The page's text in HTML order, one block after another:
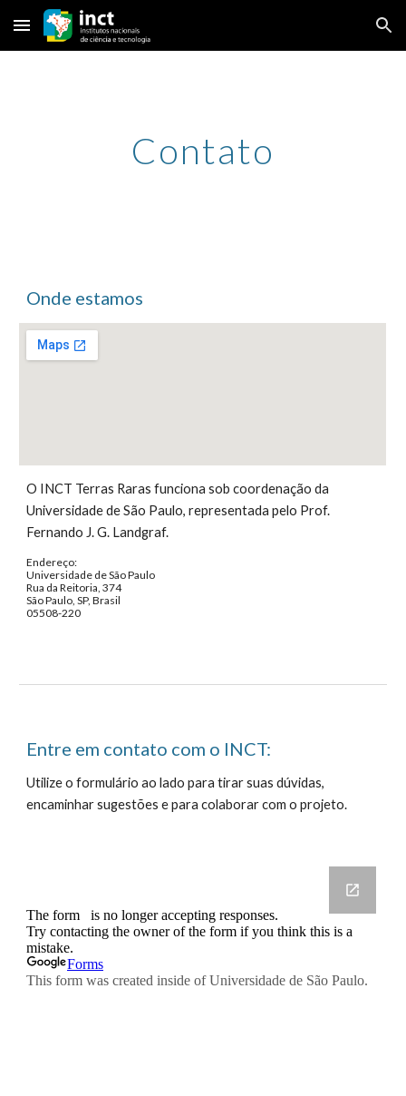
Skip to main content Skip to navigation
Contato
Onde estamos
O INCT Terras Raras funciona sob coordenação da
Universidade de São Paulo, representada pelo Prof.
Fernando J. G. Landgraf.
Endereço:
Universidade de São Paulo
Rua da Reitoria, 374
São Paulo, SP, Brasil
05508-220
Entre em contato com o INCT:
Utilize o formulário ao lado para tirar suas dúvidas,
encaminhar sugestões e para colaborar com o projeto.